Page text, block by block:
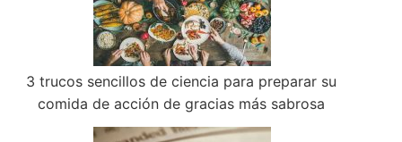
3 trucos sencillos de ciencia para preparar su
comida de acción de gracias más sabrosa